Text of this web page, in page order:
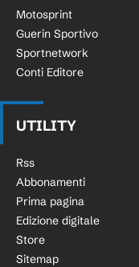
Motosprint
Guerin Sportivo
Sportnetwork
Conti Editore
UTILITY
Rss
Abbonamenti
Prima pagina
Edizione digitale
Store
Sitemap